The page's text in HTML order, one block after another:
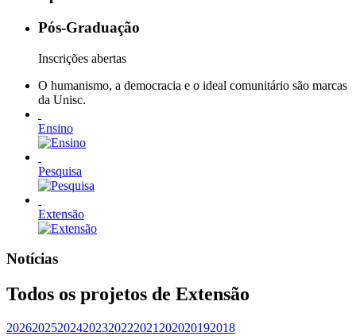
Pós-Graduação
Inscrições abertas
O humanismo, a democracia e o ideal comunitário são marcas
da Unisc.
Ensino
Pesquisa
Extensão
Notícias
Todos os projetos de Extensão
202620252024202320222021 202020192018